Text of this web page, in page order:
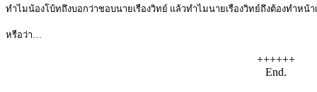
ทำไมน้องโบ้ทถึงบอกว่าชอบนายเรืองวิทย์ แล้วทำไมนายเรืองวิทย์ถึงต้องทำหน้
หรือว่า…
++++++
End.